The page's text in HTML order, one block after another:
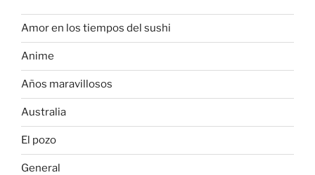
Amor en los tiempos del sushi
Anime
Años maravillosos
Australia
El pozo
General